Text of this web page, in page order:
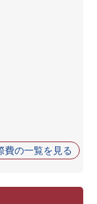
費の一覧を見る